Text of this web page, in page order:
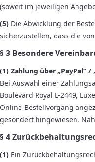
(soweit im jeweiligen
(5) Die Abwicklung der
sicherzustellen, dass die
§ 3 Besondere
(1) Zahlung über „PayPal“ /
Bei Auswahl einer
Boulevard Royal L-2449,
Online-Bestellvorgang
gesondert hingewiesen.
§ 4
(1) Ein